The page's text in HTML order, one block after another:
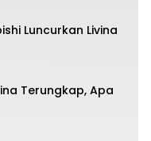
Luncurkan Livina
Terungkap, Apa